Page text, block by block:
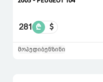
281 ₾ $
მოპედიბენზინი